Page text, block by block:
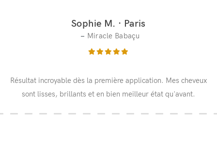
Amélie D. · Lyon
Miracle Nigelle
J'utilise Lisamento depuis 3 ans. Le Nigelle est parfait pour
mes cheveux très frisés. La tenue est vraiment de 5 mois.